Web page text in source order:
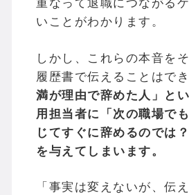
重なって退職につながる
いことがわかります。
しかし、これらの本音を
履歴書で伝えることはでき
満が理由で辞めた人」と
用担当者に「次の職場で
じてすぐに辞めるのでは
を与えてしまいます。
「事実は変えないが、伝